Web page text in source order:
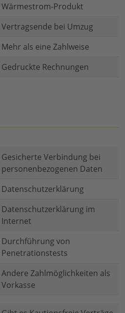
Wärmestrom-Produkt
Vertragsende bei Umzug
Mehr als eine Zahlweise
Gedruckte Rechnungen
Gesicherte Verbindung bei
personenbezogenen Daten
Datenschutzerklärung
Datenschutzerklärung im
Internet
Durchführung von
Penetrationstests
Andere Zahlmöglichkeiten als
Vorkasse